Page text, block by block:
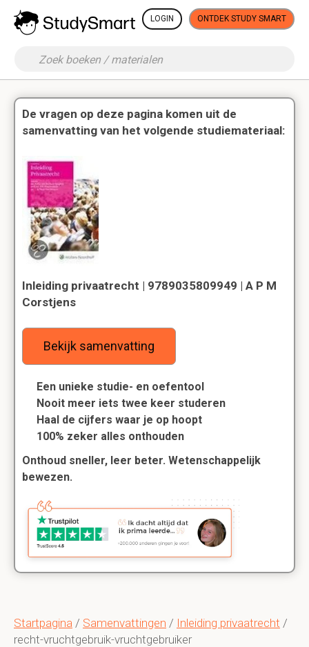
LOGIN ONTDEK STUDY SMART
Startpagina / Samenvattingen / Inleiding privaatrecht /
recht-vruchtgebruik-vruchtgebruiker
De vragen op deze pagina komen uit de
samenvatting van het volgende studiemateriaal:
Inleiding privaatrecht | 9789035809949 | A P M
Corstjens
Bekijk samenvatting
Een unieke studie- en oefentool
Nooit meer iets twee keer studeren
Haal de cijfers waar je op hoopt
100% zeker alles onthouden
Onthoud sneller, leer beter. Wetenschappelijk
bewezen.